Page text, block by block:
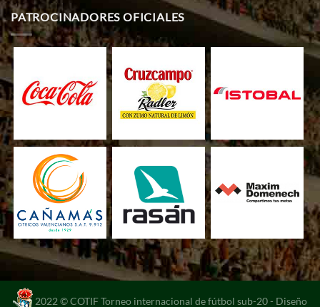
PATROCINADORES OFICIALES
2022 © COTIF Torneo internacional de fútbol sub-20 - Diseño